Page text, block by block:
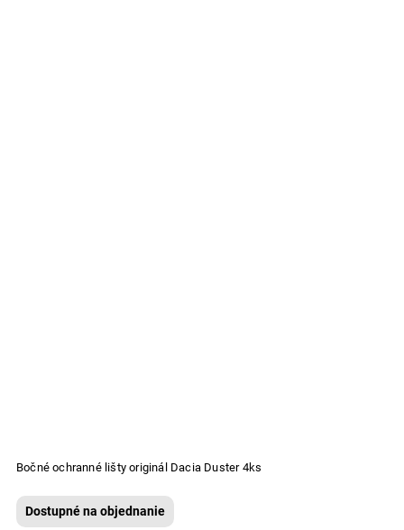
Bočné ochranné lišty originál Dacia Duster 4ks
Dostupné na objednanie